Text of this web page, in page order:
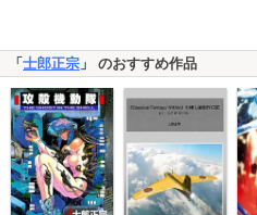
「 士郎正宗 」 のおすすめ作品